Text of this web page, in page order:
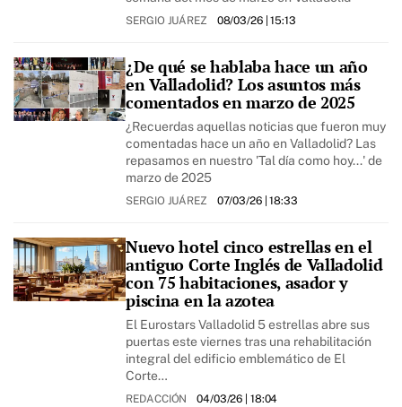
SERGIO JUÁREZ 08/03/26| 15:13
¿De qué se hablaba hace un año
en Valladolid? Los asuntos más
comentados en marzo de 2025
¿Recuerdas aquellas noticias que fueron muy
comentadas hace un año en Valladolid? Las
repasamos en nuestro 'Tal día como hoy...' de
marzo de 2025
SERGIO JUÁREZ 07/03/26| 18:33
Nuevo hotel cinco estrellas en el
antiguo Corte Inglés de Valladolid
con 75 habitaciones, asador y
piscina en la azotea
El Eurostars Valladolid 5 estrellas abre sus
puertas este viernes tras una rehabilitación
integral del edificio emblemático de El
Corte…
REDACCIÓN 04/03/26 | 18:04